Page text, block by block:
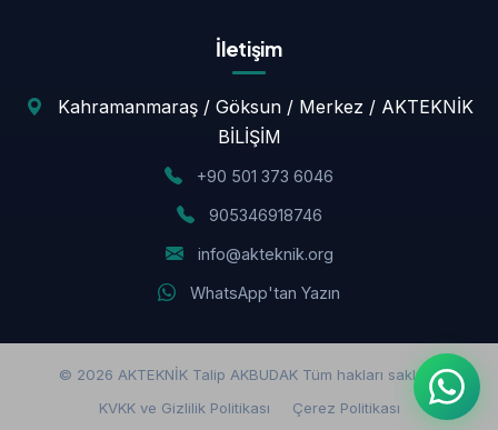
İletişim
Kahramanmaraş / Göksun / Merkez / AKTEKNİK
BİLİŞİM
+90 501 373 6046
905346918746
info@akteknik.org
WhatsApp'tan Yazın
© 2026 AKTEKNİK Talip AKBUDAK Tüm hakları saklıdır.
KVKK ve Gizlilik Politikası
Çerez Politikası